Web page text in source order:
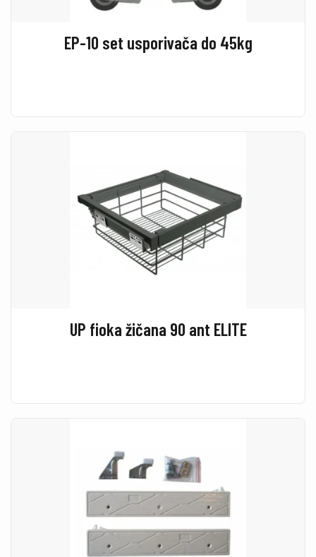
EP-10 set usporivača do 45kg
UP fioka žičana 90 ant ELITE